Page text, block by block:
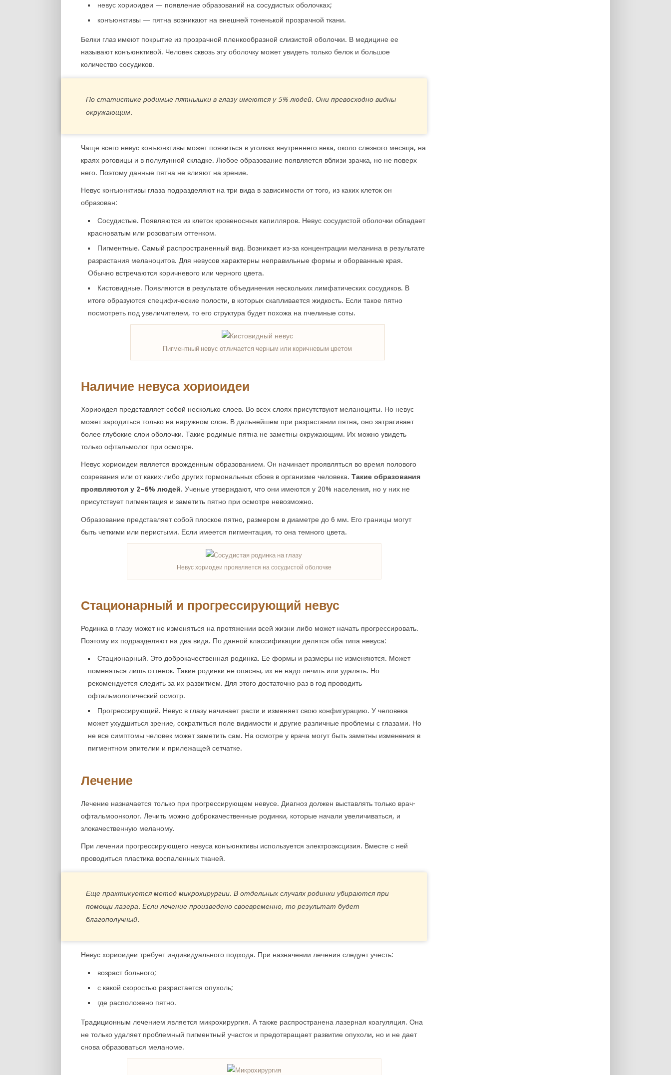
невус хориоидеи — появление образований на сосудистых оболочках;
конъюнктивы — пятна возникают на внешней тоненькой прозрачной ткани.
Белки глаз имеют покрытие из прозрачной пленкообразной слизистой оболочки. В медицине ее
называют конъюнктивой. Человек сквозь эту оболочку может увидеть только белок и большое
количество сосудиков.
По статистике родимые пятнышки в глазу имеются у 5% людей. Они превосходно видны
окружающим.
Чаще всего невус конъюнктивы может появиться в уголках внутреннего века, около слезного месяца, на
краях роговицы и в полулунной складке. Любое образование появляется вблизи зрачка, но не поверх
него. Поэтому данные пятна не влияют на зрение.
Невус конъюнктивы глаза подразделяют на три вида в зависимости от того, из каких клеток он
образован:
Сосудистые. Появляются из клеток кровеносных капилляров. Невус сосудистой оболочки обладает
красноватым или розоватым оттенком.
Пигментные. Самый распространенный вид. Возникает из-за концентрации меланина в результате
разрастания меланоцитов. Для невусов характерны неправильные формы и оборванные края.
Обычно встречаются коричневого или черного цвета.
Кистовидные. Появляются в результате объединения нескольких лимфатических сосудиков. В
итоге образуются специфические полости, в которых скапливается жидкость. Если такое пятно
посмотреть под увеличителем, то его структура будет похожа на пчелиные соты.
Пигментный невус отличается черным или коричневым цветом
Наличие невуса хориоидеи
Хориоидея представляет собой несколько слоев. Во всех слоях присутствуют меланоциты. Но невус
может зародиться только на наружном слое. В дальнейшем при разрастании пятна, оно затрагивает
более глубокие слои оболочки. Такие родимые пятна не заметны окружающим. Их можно увидеть
только офтальмолог при осмотре.
Невус хориоидеи является врожденным образованием. Он начинает проявляться во время полового
созревания или от каких-либо других гормональных сбоев в организме человека. Такие образования
проявляются у 2–6% людей. Ученые утверждают, что они имеются у 20% населения, но у них не
присутствует пигментация и заметить пятно при осмотре невозможно.
Образование представляет собой плоское пятно, размером в диаметре до 6 мм. Его границы могут
быть четкими или перистыми. Если имеется пигментация, то она темного цвета.
Невус хориодеи проявляется на сосудистой оболочке
Стационарный и прогрессирующий невус
Родинка в глазу может не изменяться на протяжении всей жизни либо может начать прогрессировать.
Поэтому их подразделяют на два вида. По данной классификации делятся оба типа невуса:
Стационарный. Это доброкачественная родинка. Ее формы и размеры не изменяются. Может
поменяться лишь оттенок. Такие родинки не опасны, их не надо лечить или удалять. Но
рекомендуется следить за их развитием. Для этого достаточно раз в год проводить
офтальмологический осмотр.
Прогрессирующий. Невус в глазу начинает расти и изменяет свою конфигурацию. У человека
может ухудшиться зрение, сократиться поле видимости и другие различные проблемы с глазами. Но
не все симптомы человек может заметить сам. На осмотре у врача могут быть заметны изменения в
пигментном эпителии и прилежащей сетчатке.
Лечение
Лечение назначается только при прогрессирующем невусе. Диагноз должен выставлять только врач-
офтальмоонколог. Лечить можно доброкачественные родинки, которые начали увеличиваться, и
злокачественную меланому.
При лечении прогрессирующего невуса конъюнктивы используется электроэксцизия. Вместе с ней
проводиться пластика воспаленных тканей.
Еще практикуется метод микрохирургии. В отдельных случаях родинки убираются при
помощи лазера. Если лечение произведено своевременно, то результат будет
благополучный.
Невус хориоидеи требует индивидуального подхода. При назначении лечения следует учесть:
возраст больного;
с какой скоростью разрастается опухоль;
где расположено пятно.
Традиционным лечением является микрохирургия. А также распространена лазерная коагуляция. Она
не только удаляет проблемный пигментный участок и предотвращает развитие опухоли, но и не дает
снова образоваться меланоме.